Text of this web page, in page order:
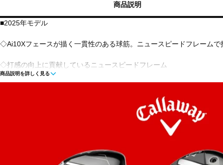
商品説明
■2025年モデル
◇Ai10Xフェースが描く一貫性のある球筋。ニュースピードフレームで
◇打感の向上に貢献しているニュースピードフレーム
◇リーディング及びトレーリングエッジに面取りを実施し適度な抜け
商品説明を詳しく見る